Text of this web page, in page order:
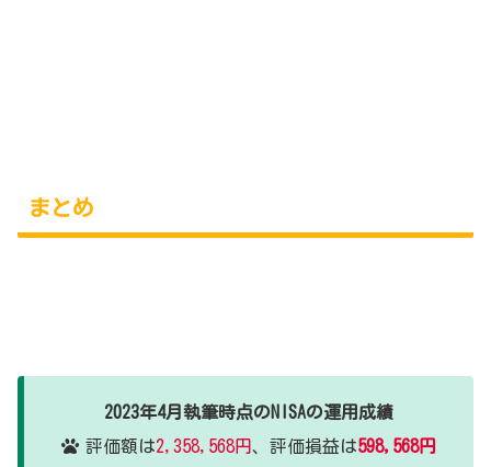
まとめ
2023年4月執筆時点のNISAの運用成績
評価額は2,358,568円、評価損益は598,568円